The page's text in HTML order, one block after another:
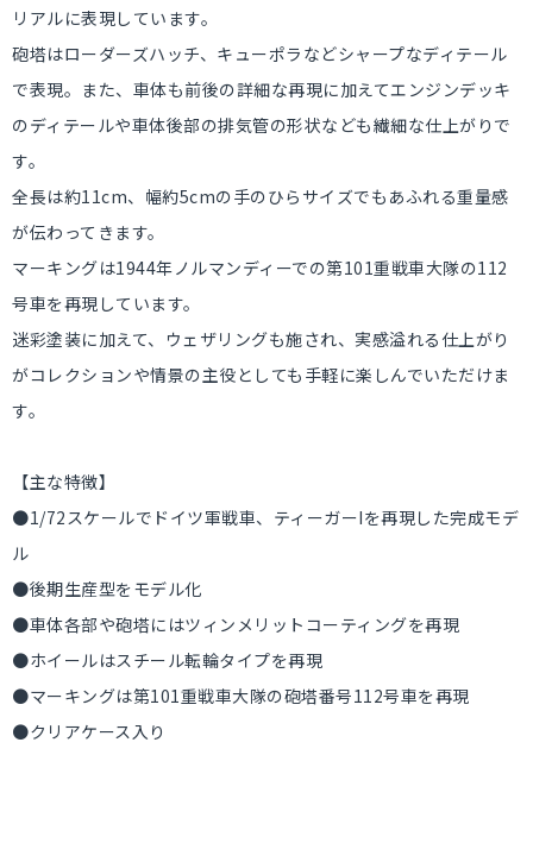
リアルに表現しています。
砲塔はローダーズハッチ、キューポラなどシャープなディテール
で表現。また、車体も前後の詳細な再現に加えてエンジンデッキ
のディテールや車体後部の排気管の形状なども繊細な仕上がりで
す。
全長は約11cm、幅約5cmの手のひらサイズでもあふれる重量感
が伝わってきます。
マーキングは1944年ノルマンディーでの第101重戦車大隊の112
号車を再現しています。
迷彩塗装に加えて、ウェザリングも施され、実感溢れる仕上がり
がコレクションや情景の主役としても手軽に楽しんでいただけま
す。
【主な特徴】
●1/72スケールでドイツ軍戦車、ティーガーIを再現した完成モデ
ル
●後期生産型をモデル化
●車体各部や砲塔にはツィンメリットコーティングを再現
●ホイールはスチール転輪タイプを再現
●マーキングは第101重戦車大隊の砲塔番号112号車を再現
●クリアケース入り